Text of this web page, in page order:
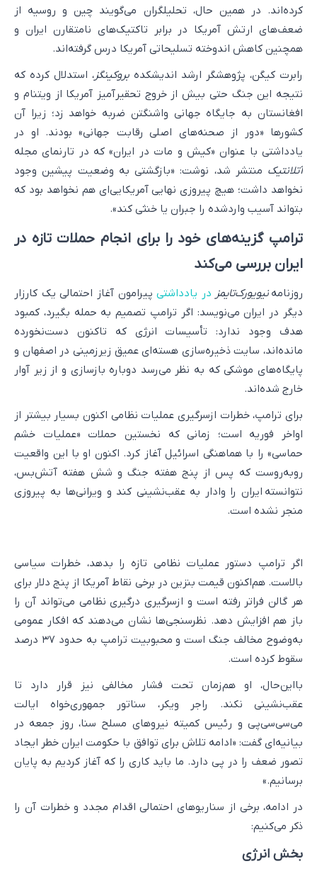
کرده‌اند. در همین حال، تحلیلگران می‌گویند چین و روسیه از
ضعف‌های ارتش آمریکا در برابر تاکتیک‌های نامتقارن ایران و
همچنین کاهش اندوخته تسلیحاتی آمریکا درس گرفته‌اند.
رابرت کیگن، پژوهشگر ارشد اندیشکده بروکینگز، استدلال کرده که
نتیجه این جنگ حتی بیش از خروج تحقیرآمیز آمریکا از ویتنام و
افغانستان به جایگاه جهانی واشنگتن ضربه خواهد زد؛ زیرا آن
کشورها «دور از صحنه‌های اصلی رقابت جهانی» بودند. او در
یادداشتی با عنوان «کیش و مات در ایران» که در تارنمای مجله
آتلانتیک منتشر شد، نوشت: «بازگشتی به وضعیت پیشین وجود
نخواهد داشت؛ هیچ پیروزی نهایی آمریکایی‌ای هم نخواهد بود که
بتواند آسیب واردشده را جبران یا خنثی کند».
ترامپ گزینه‌های خود را برای انجام حملات تازه در
ایران بررسی می‌کند
روزنامه نیویورک‌تایمز در یادداشتیپیرامون آغاز احتمالی یک کارزار
دیگر در ایران می‌نویسد: اگر ترامپ تصمیم به حمله بگیرد، کمبود
هدف وجود ندارد: تأسیسات انرژی که تاکنون دست‌نخورده
مانده‌اند، سایت ذخیره‌سازی هسته‌ای عمیق زیرزمینی در اصفهان و
پایگاه‌های موشکی که به نظر می‌رسد دوباره بازسازی و از زیر آوار
خارج شده‌اند.
برای ترامپ، خطرات ازسرگیری عملیات نظامی اکنون بسیار بیشتر از
اواخر فوریه است؛ زمانی که نخستین حملات «عملیات خشم
حماسی» را با هماهنگی اسرائیل آغاز کرد. اکنون او با این واقعیت
روبه‌روست که پس از پنج هفته جنگ و شش هفته آتش‌بس،
نتوانسته ایران را وادار به عقب‌نشینی کند و ویرانی‌ها به پیروزی
منجر نشده است.
اگر ترامپ دستور عملیات نظامی تازه را بدهد، خطرات سیاسی
بالاست. هم‌اکنون قیمت بنزین در برخی نقاط آمریکا از پنج دلار برای
هر گالن فراتر رفته است و ازسرگیری درگیری نظامی می‌تواند آن را
باز هم افزایش دهد. نظرسنجی‌ها نشان می‌دهند که افکار عمومی
به‌وضوح مخالف جنگ است و محبوبیت ترامپ به حدود ۳۷ درصد
سقوط کرده است.
بااین‌حال، او هم‌زمان تحت فشار مخالفی نیز قرار دارد تا
عقب‌نشینی نکند. راجر ویکر، سناتور جمهوری‌خواه ایالت
می‌سی‌سی‌پی و رئیس کمیته نیروهای مسلح سنا، روز جمعه در
بیانیه‌ای گفت: «ادامه تلاش برای توافق با حکومت ایران خطر ایجاد
تصور ضعف را در پی دارد. ما باید کاری را که آغاز کردیم به پایان
برسانیم.»
در ادامه، برخی از سناریوهای احتمالی اقدام مجدد و خطرات آن را
ذکر می‌کنیم:
بخش انرژی